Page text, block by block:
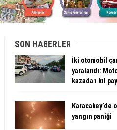
SON HABERLER
İki otomobil
yaralandı:
kazadan kıl
Karacabey’de
yangın paniği